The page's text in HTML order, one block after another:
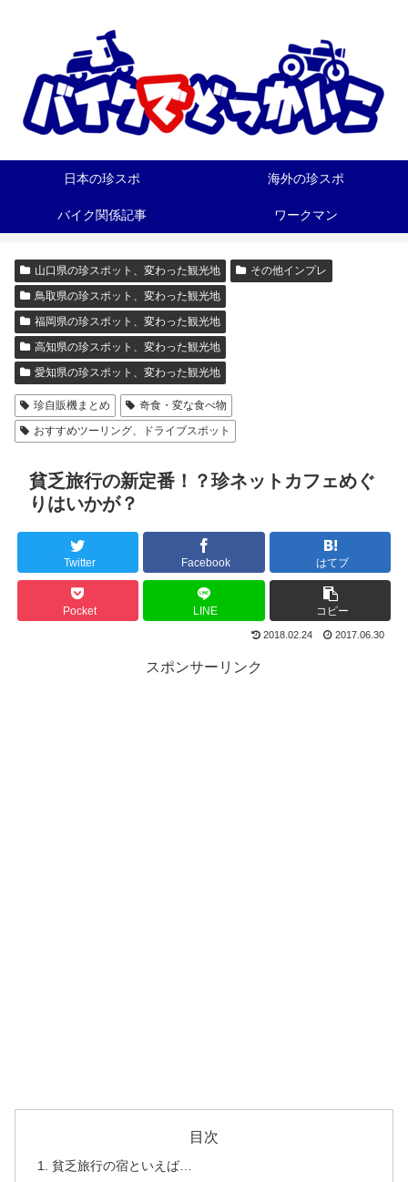
日本の珍スポ 海外の珍スポ
バイク関係記事 ワークマン
山口県の珍スポット、変わった観光地
その他インプレ
鳥取県の珍スポット、変わった観光地
福岡県の珍スポット、変わった観光地
高知県の珍スポット、変わった観光地
愛知県の珍スポット、変わった観光地
珍自販機まとめ
奇食・変な食べ物
おすすめツーリング、ドライブスポット
貧乏旅行の新定番！？珍ネットカフェめぐ
りはいかが？
Twitter Facebook はてブ
Pocket LINE コピー
2018.02.24 2017.06.30
スポンサーリンク
目次
貧乏旅行の宿といえば…